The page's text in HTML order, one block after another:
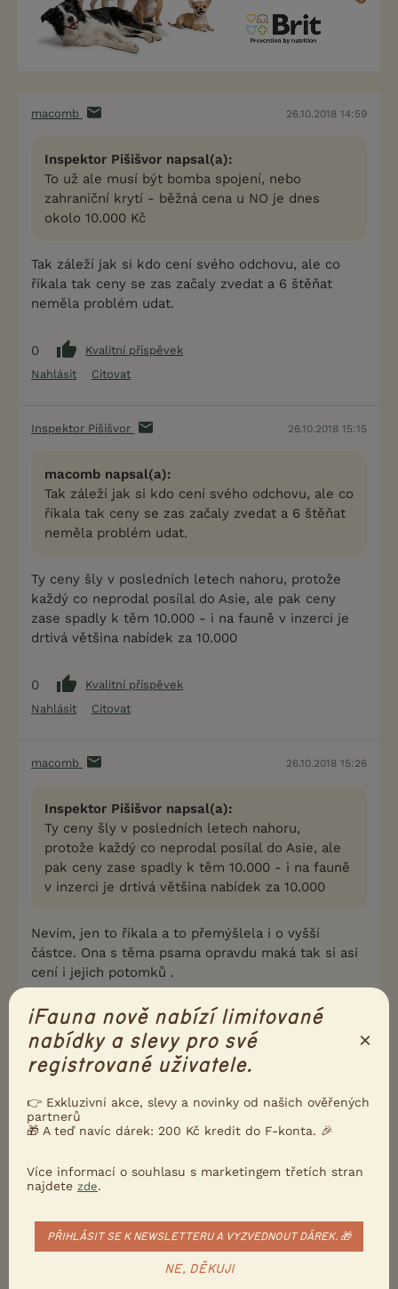
macomb 26.10.2018 14:59
Inspektor Pišišvor napsal(a):
To už ale musí být bomba spojení, nebo
zahraniční krytí - běžná cena u NO je dnes
okolo 10.000 Kč
Tak záleží jak si kdo cení svého odchovu, ale co
říkala tak ceny se zas začaly zvedat a 6 štěňat
neměla problém udat.
0
Kvalitní příspěvek
Nahlásit
Citovat
Inspektor Pišišvor 26.10.2018 15:15
macomb napsal(a):
Tak záleží jak si kdo cení svého odchovu, ale co
říkala tak ceny se zas začaly zvedat a 6 štěňat
neměla problém udat.
Ty ceny šly v posledních letech nahoru, protože
každý co neprodal posílal do Asie, ale pak ceny
zase spadly k těm 10.000 - i na fauně v inzerci je
drtivá většina nabídek za 10.000
0
Kvalitní příspěvek
Nahlásit
Citovat
macomb 26.10.2018 15:26
Inspektor Pišišvor napsal(a):
Ty ceny šly v posledních letech nahoru,
protože každý co neprodal posílal do Asie, ale
pak ceny zase spadly k těm 10.000 - i na fauně
v inzerci je drtivá většina nabídek za 10.000
Nevím, jen to říkala a to přemýšlela i o vyšší
částce. Ona s těma psama opravdu maká tak si asi
cení i jejich potomků .
0
Kvalitní příspěvek
Nahlásit
Citovat
Uživatel s deaktivovaným účtem 26.10.2018 18:15
Nevím, jen to říkala a to přemýšlela i o vyšší
částce. Ona s těma psama opravdu maká tak si
U mě je ovčák pan pes Qvido. Podruhé mistr světa.
Super páník, super pes. Rok 2016
iFauna nově nabízí limitované
nabídky a slevy pro své
registrované uživatele.
×
👉 Exkluzivní akce, slevy a novinky od našich ověřených
partnerů
🎁 A teď navíc dárek: 200 Kč kredit do F-konta. 🎉
Více informací o souhlasu s marketingem třetích stran
najdete zde.
PŘIHLÁSIT SE K NEWSLETTERU A VYZVEDNOUT DÁREK. 🎁
NE, DĚKUJI